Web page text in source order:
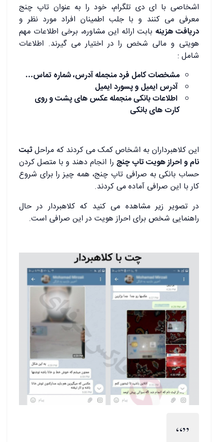
اشخاصی با ای دی تلگرام، خود را به عنوان تاپ چنج
معرفی می کنند و با جلب اطمینان افراد مورد نظر و
دریافت هزینه بابت ارائه این مشاوره، برخی اطلاعات مهم
هویتی و مالی شخص را در اختیار می گیرند. اطلاعات
شامل :
مشخصات کامل فرد منجمله آدرس، شماره تماس…
آدرس ایمیل و پسورد ایمیل
اطلاعات بانکی منجمله عکس های پشت و روی
کارت های بانکی
این کلاهبرداران به اشخاص کمک می کردند که مراحلثبت
نام و احراز هویت تاپ چنج را انجام دهند و با متصل کردن
حساب بانکی به صرافی تاپ چنج، همه چیز را برای شروع
کار با این صرافی آماده می کردند.
در تصویر زیر مشاهده می کنید که کلاهبردار در حال
راهنمایی شخص برای احراز هویت در این صرافی است.